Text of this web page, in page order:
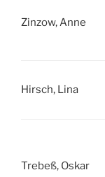
Zinzow, Anne
Hirsch, Lina
Trebeß, Oskar